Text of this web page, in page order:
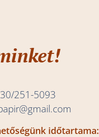
251-5093
időtartama: